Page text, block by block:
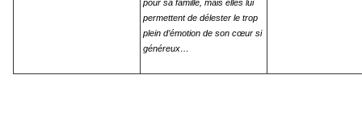
pour sa famille, mais elles lui
permettent de délester le trop
plein d’émotion de son cœur si
généreux…